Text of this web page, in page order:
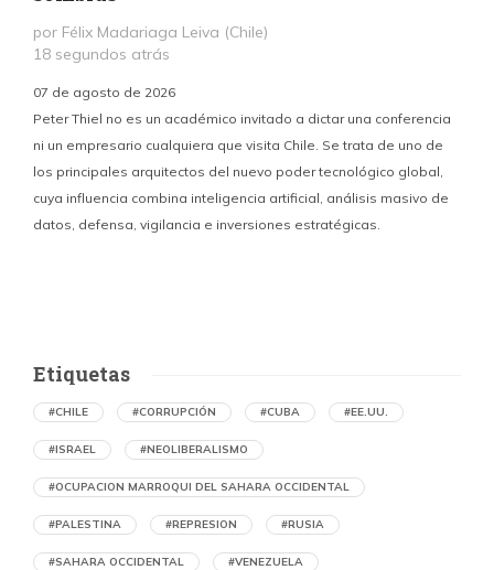
por Félix Madariaga Leiva (Chile)
18 segundos atrás
07 de agosto de 2026
Peter Thiel no es un académico invitado a dictar una conferencia
ni un empresario cualquiera que visita Chile. Se trata de uno de
los principales arquitectos del nuevo poder tecnológico global,
cuya influencia combina inteligencia artificial, análisis masivo de
datos, defensa, vigilancia e inversiones estratégicas.
Etiquetas
#CHILE #CORRUPCIÓN #CUBA #EE.UU.
#ISRAEL #NEOLIBERALISMO
#OCUPACION MARROQUI DEL SAHARA OCCIDENTAL
#PALESTINA #REPRESION #RUSIA
#SAHARA OCCIDENTAL #VENEZUELA